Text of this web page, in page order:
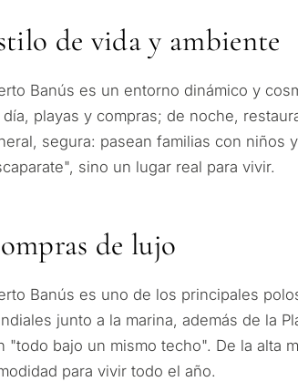
de vida y ambiente
Banús es un entorno dinámico y
día, playas y compras; de noche,
segura: pasean familias con niños
sino un lugar real para vivir.
de lujo
Banús es uno de los principales
junto a la marina, además de la
"todo bajo un mismo techo". De la alta
para vivir todo el año.